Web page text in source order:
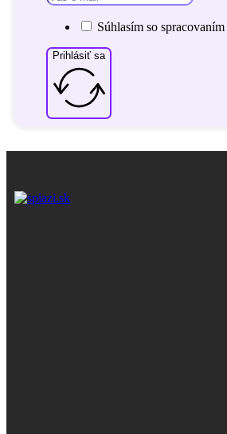
Súhlasím so spracovaním
Prihlásiť sa